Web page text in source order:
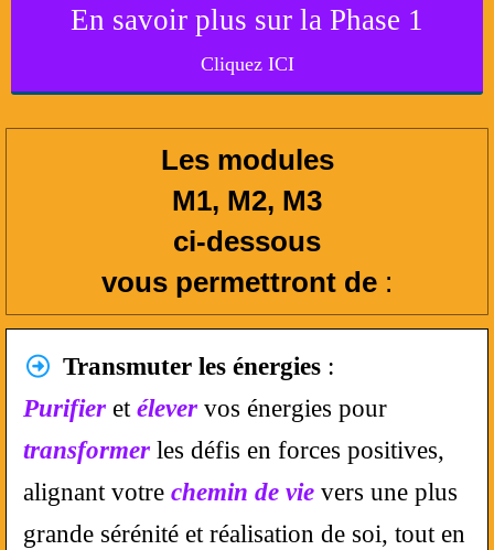
En savoir plus sur la Phase 1
Cliquez ICI
Les modules
M1, M2, M3
ci-dessous
vous permettront de :
Transmuter les énergies :
Purifier et élever vos énergies pour
transformer les défis en forces positives,
alignant votre chemin de vie vers une plus
grande sérénité et réalisation de soi, tout en